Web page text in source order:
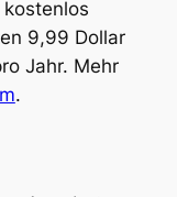
9,99 Dollar
Jahr. Mehr
.